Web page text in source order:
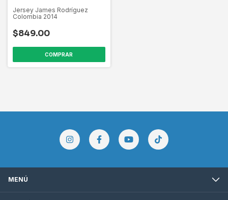
Jersey James Rodríguez
Colombia 2014
$849.00
COMPRAR
MENÚ